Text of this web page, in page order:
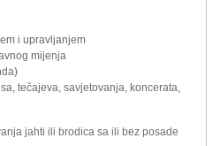
i upravljanjem
mijenja
tečajeva, savjetovanja, koncerata,
jahti ili brodica sa ili bez posade